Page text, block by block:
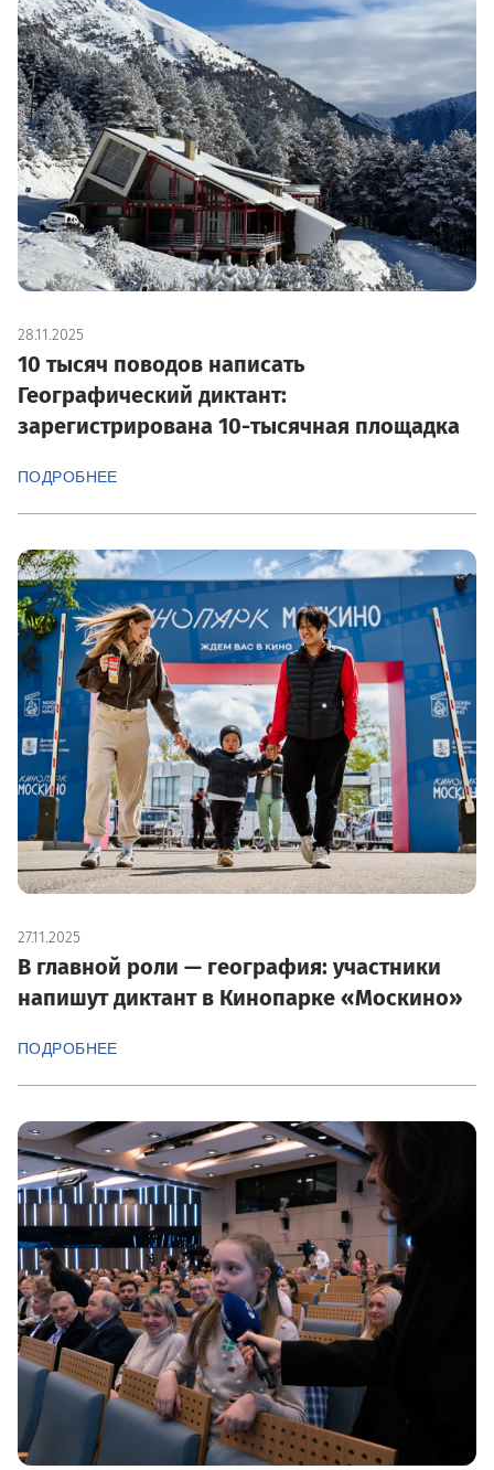
28.11.2025
10 тысяч поводов написать
Географический диктант:
зарегистрирована 10-тысячная площадка
ПОДРОБНЕЕ
27.11.2025
В главной роли — география: участники
напишут диктант в Кинопарке «Москино»
ПОДРОБНЕЕ